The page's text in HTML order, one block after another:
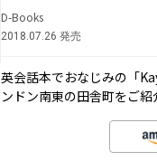
D-Books
2018.07.26 発売
英会話本でおなじみの「
ンドン南東の田舎町をご紹